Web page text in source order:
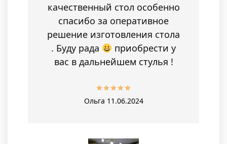
качественный стол особенно
спасибо за оперативное
решение изготовления стола
. Буду рада
приобрести у
вас в дальнейшем стулья !
Ольга 11.06.2024